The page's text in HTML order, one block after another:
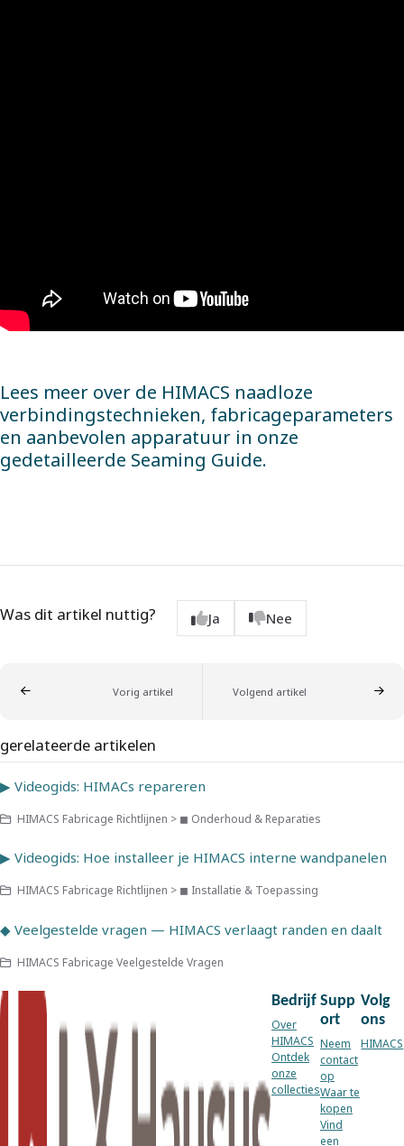
Lees meer over de HIMACS naadloze
verbindingstechnieken, fabricageparameters
en aanbevolen apparatuur in onze
gedetailleerde Seaming Guide.
Was dit artikel nuttig? Ja Nee
Vorig artikel Volgend artikel
gerelateerde artikelen
▶ Videogids: HIMACs repareren
HIMACS Fabricage Richtlijnen > ◼ Onderhoud & Reparaties
▶ Videogids: Hoe installeer je HIMACS interne wandpanelen
HIMACS Fabricage Richtlijnen > ◼ Installatie & Toepassing
◆ Veelgestelde vragen — HIMACS verlaagt randen en daalt
HIMACS Fabricage Veelgestelde Vragen
Bedrijf
Over
HIMACS
Ontdek
onze
collecties
Supp
ort
Neem
contact
op
Waar te
kopen
Vind
een
Volg
ons
HIMACS